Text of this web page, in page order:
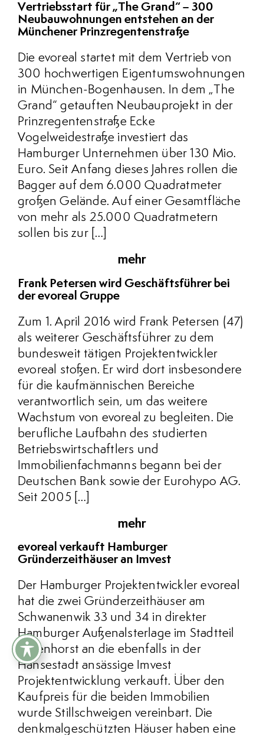
Vertriebsstart für „The Grand“ – 300
Neubauwohnungen entstehen an der
Münchener Prinzregentenstraße
Die evoreal startet mit dem Vertrieb von
300 hochwertigen Eigentumswohnungen
in München-Bogenhausen. In dem „The
Grand“ getauften Neubauprojekt in der
Prinzregentenstraße Ecke
Vogelweidestraße investiert das
Hamburger Unternehmen über 130 Mio.
Euro. Seit Anfang dieses Jahres rollen die
Bagger auf dem 6.000 Quadratmeter
großen Gelände. Auf einer Gesamtfläche
von mehr als 25.000 Quadratmetern
sollen bis zur […]
mehr
Frank Petersen wird Geschäftsführer bei
der evoreal Gruppe
Zum 1. April 2016 wird Frank Petersen (47)
als weiterer Geschäftsführer zu dem
bundesweit tätigen Projektentwickler
evoreal stoßen. Er wird dort insbesondere
für die kaufmännischen Bereiche
verantwortlich sein, um das weitere
Wachstum von evoreal zu begleiten. Die
berufliche Laufbahn des studierten
Betriebswirtschaftlers und
Immobilienfachmanns begann bei der
Deutschen Bank sowie der Eurohypo AG.
Seit 2005 […]
mehr
evoreal verkauft Hamburger
Gründerzeithäuser an Imvest
Der Hamburger Projektentwickler evoreal
hat die zwei Gründerzeithäuser am
Schwanenwik 33 und 34 in direkter
Hamburger Außenalsterlage im Stadtteil
Uhlenhorst an die ebenfalls in der
Hansestadt ansässige Imvest
Projektentwicklung verkauft. Über den
Kaufpreis für die beiden Immobilien
wurde Stillschweigen vereinbart. Die
denkmalgeschützten Häuser haben eine